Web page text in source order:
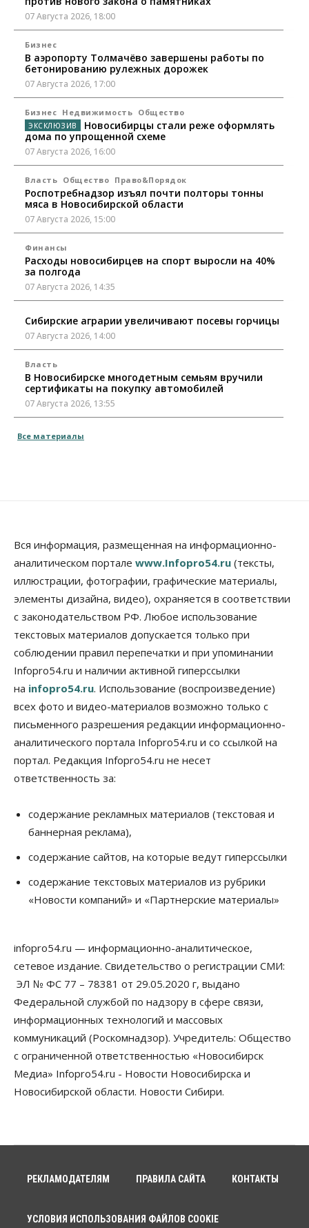
07 Августа 2026, 18:00
Бизнес
В аэропорту Толмачёво завершены работы по
бетонированию рулежных дорожек
07 Августа 2026, 17:00
Бизнес Недвижимость Общество
Новосибирцы стали реже оформлять
дома по упрощенной схеме
07 Августа 2026, 16:00
Власть Общество Право&Порядок
Роспотребнадзор изъял почти полторы тонны
мяса в Новосибирской области
07 Августа 2026, 15:00
Финансы
Расходы новосибирцев на спорт выросли на 40%
за полгода
07 Августа 2026, 14:35
Сибирские аграрии увеличивают посевы горчицы
07 Августа 2026, 14:00
Власть
В Новосибирске многодетным семьям вручили
сертификаты на покупку автомобилей
07 Августа 2026, 13:55
Треть автовладельцев в Новосибирской области
07 Августа 2026, 12:35
Общество
Синоптики рассказали о погоде в Новосибирске
на выходных
07 Августа 2026, 12:00
Жители Новосибирска смогут добровольно
повысить свою пенсию
07 Августа 2026, 11:30
Общество
Деньгами будут распоряжаться дети: в десяти
школах Новосибирской области введут
инициативное бюджетирование
07 Августа 2026, 11:00
заключили под стражу
07 Августа 2026, 10:15
Общество
Новосибирской области, но режима ЧС не будет
07 Августа 2026, 10:00
выстраивают системы защиты от атак БПЛА
07 Августа 2026, 09:00
По «Сибэлектротерму» выдали исполнительные
листы на полмиллиарда рублей
07 Августа 2026, 08:00
Бизнес Власть Медицина Общество
Искусственный интеллект предлагают
привлекать к разработке новых лекарств в
России
рублей
Общество
Все материалы
Вся информация, размещенная на информационно-
аналитическом портале www.Infopro54.ru (тексты,
иллюстрации, фотографии, графические материалы,
элементы дизайна, видео), охраняется в соответствии
с законодательством РФ. Любое использование
текстовых материалов допускается только при
соблюдении правил перепечатки и при упоминании
Infopro54.ru и наличии активной гиперссылки
на infopro54.ru. Использование (воспроизведение)
всех фото и видео-материалов возможно только с
письменного разрешения редакции информационно-
аналитического портала Infopro54.ru и со ссылкой на
портал. Редакция Infopro54.ru не несет
ответственность за:
содержание рекламных материалов (текстовая и
баннерная реклама),
содержание сайтов, на которые ведут гиперссылки
содержание текстовых материалов из рубрики
«Новости компаний» и «Партнерские материалы»
infopro54.ru — информационно-аналитическое,
сетевое издание. Свидетельство о регистрации СМИ:
ЭЛ № ФС 77 – 78381 от 29.05.2020 г, выдано
Федеральной службой по надзору в сфере связи,
информационных технологий и массовых
коммуникаций (Роскомнадзор). Учредитель: Общество
с ограниченной ответственностью «Новосибирск
Медиа» Infopro54.ru - Новости Новосибирска и
Новосибирской области. Новости Сибири.
РЕКЛАМОДАТЕЛЯМ ПРАВИЛА САЙТА КОНТАКТЫ
УСЛОВИЯ ИСПОЛЬЗОВАНИЯ ФАЙЛОВ COOKIE